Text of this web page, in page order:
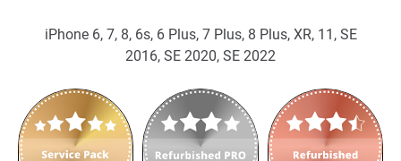
iPhone 6, 7, 8, 6s, 6 Plus, 7 Plus, 8 Plus, XR, 11, SE
2016, SE 2020, SE 2022